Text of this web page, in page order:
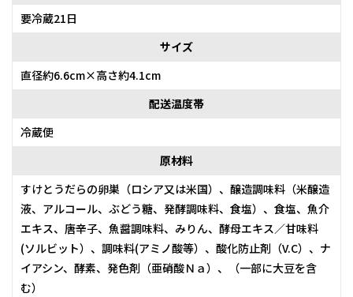
要冷蔵21日
サイズ
直径約6.6cm×高さ約4.1cm
配送温度帯
冷蔵便
原材料
すけとうだらの卵巣（ロシア又は米国）、醸造調味料（米醸造
液、アルコール、ぶどう糖、発酵調味料、食塩）、食塩、魚介
エキス、唐辛子、魚醤調味料、みりん、酵母エキス／甘味料
(ソルビット）、調味料(アミノ酸等）、酸化防止剤（V.C）、ナ
イアシン、酵素、発色剤（亜硝酸Ｎａ）、（一部に大豆を含
む）